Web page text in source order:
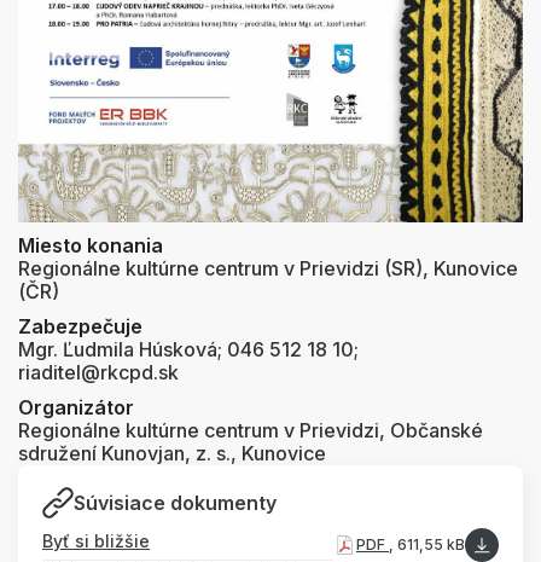
Miesto konania
Regionálne kultúrne centrum v Prievidzi (SR), Kunovice
(ČR)
Zabezpečuje
Mgr. Ľudmila Húsková; 046 512 18 10;
riaditel@rkcpd.sk
Organizátor
Regionálne kultúrne centrum v Prievidzi, Občanské
sdružení Kunovjan, z. s., Kunovice
Súvisiace dokumenty
Byť si bližšie PDF , 611,55 kB